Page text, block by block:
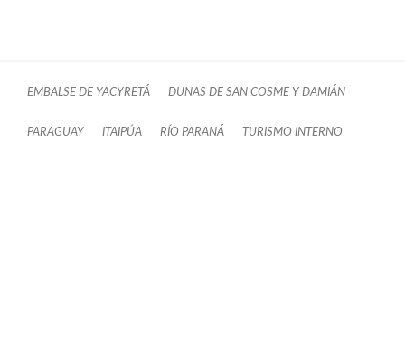
EMBALSE DE YACYRETÁ DUNAS DE SAN COSME Y DAMIÁN
PARAGUAY ITAIPÚA RÍO PARANÁ TURISMO INTERNO